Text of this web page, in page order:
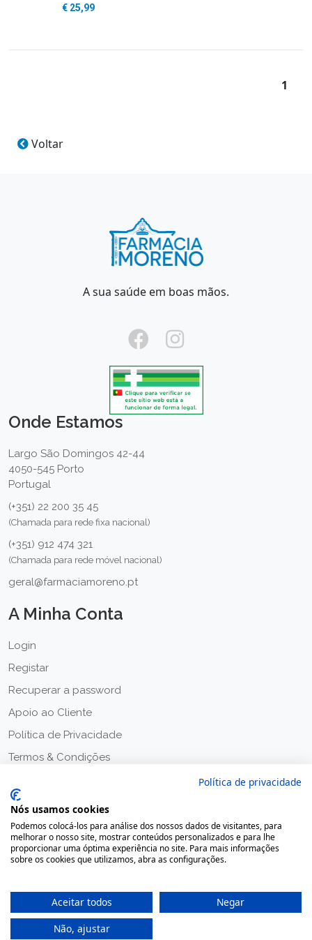
€ 25,99
1
Voltar
A sua saúde em boas mãos.
Onde Estamos
Largo São Domingos 42-44
4050-545 Porto
Portugal
(+351) 22 200 35 45
(Chamada para rede fixa nacional)
(+351) 912 474 321
(Chamada para rede móvel nacional)
geral@farmaciamoreno.pt
A Minha Conta
Login
Registar
Recuperar a password
Apoio ao Cliente
Política de Privacidade
Termos & Condições
Política de privacidade
Nós usamos cookies
Podemos colocá-los para análise dos nossos dados de visitantes, para
melhorar o nosso site, mostrar conteúdos personalizados e para lhe
proporcionar uma óptima experiência no site. Para mais informações
sobre os cookies que utilizamos, abra as configurações.
Aceitar todos
Negar
Não, ajustar